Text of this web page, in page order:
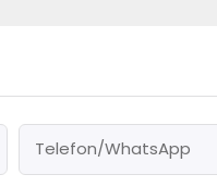
Telefon/WhatsApp